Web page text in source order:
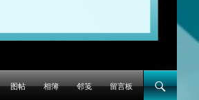
图帖 相簿 邻笺 留言板